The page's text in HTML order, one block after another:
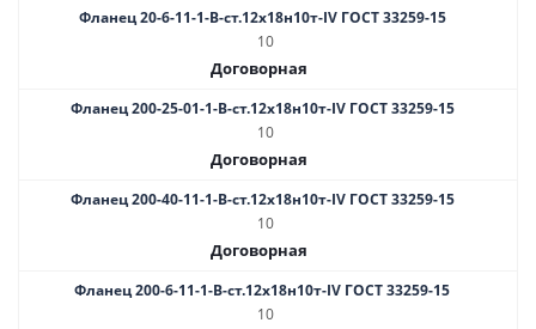
Фланец 20-6-11-1-B-ст.12х18н10т-IV ГОСТ 33259-15
10
Договорная
Фланец 200-25-01-1-B-ст.12х18н10т-IV ГОСТ 33259-15
10
Договорная
Фланец 200-40-11-1-B-ст.12х18н10т-IV ГОСТ 33259-15
10
Договорная
Фланец 200-6-11-1-B-ст.12х18н10т-IV ГОСТ 33259-15
10